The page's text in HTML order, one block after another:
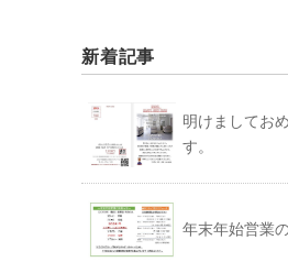
新着記事
明けましてお
す。
年末年始営業